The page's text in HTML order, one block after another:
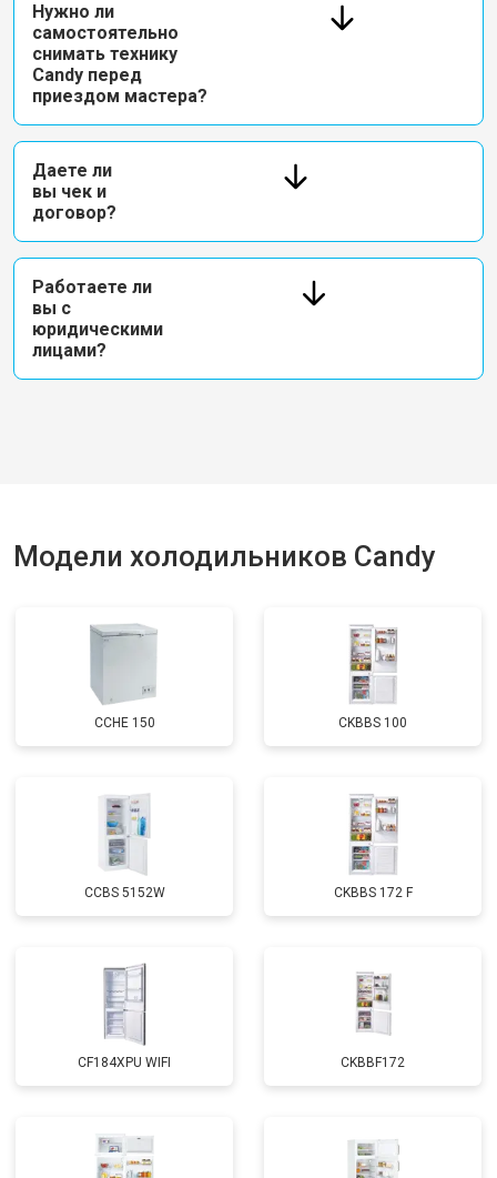
Нужно ли
самостоятельно
снимать технику
Candy перед
приездом мастера?
Даете ли
вы чек и
договор?
Работаете ли
вы с
юридическими
лицами?
Модели холодильников Candy
CCHE 150 CKBBS 100
CCBS 5152W CKBBS 172 F
CF184XPU WIFI CKBBF172